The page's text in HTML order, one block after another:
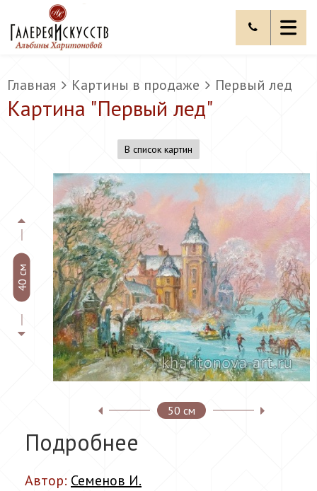
Главная Картины в продаже Первый лед
Картина "Первый лед"
В список картин
50 см
40 см
Подробнее
Автор: Семенов И.